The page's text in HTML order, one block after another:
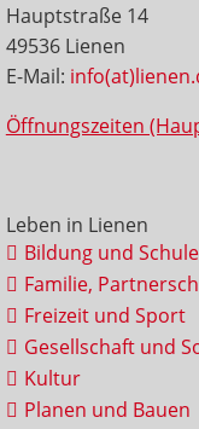
Hauptstraße 14
49536 Lienen
E-Mail:
Öffnungszeiten
Leben in Lienen
Bildung und Schule
Familie,
Freizeit und Sport
Gesellschaft und
Kultur
Planen und Bauen